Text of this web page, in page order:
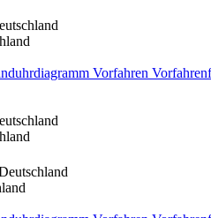
Vorfahren